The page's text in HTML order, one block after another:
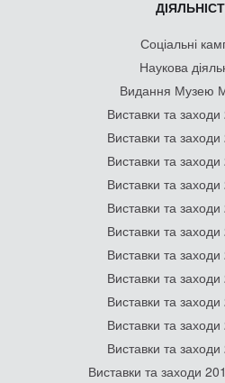
Соціальні
Наукова
Видання Музею
Виставки та
Виставки та
Виставки та
Виставки та
Виставки та
Виставки та
Виставки та
Виставки та
Виставки та
Виставки та
Виставки та
Виставки та заходи